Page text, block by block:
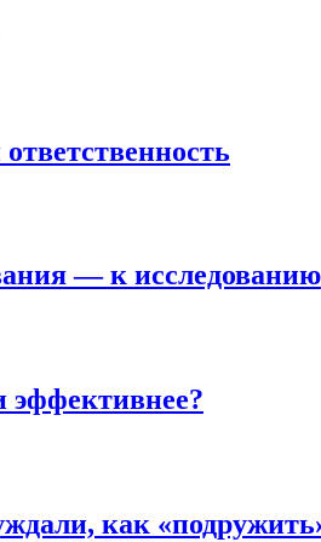
— к исследованию
эффективнее?
как